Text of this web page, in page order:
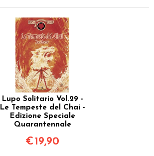
Lupo Solitario Vol.29 -
Le Tempeste del Chai -
Edizione Speciale
Quarantennale
€ 19,90